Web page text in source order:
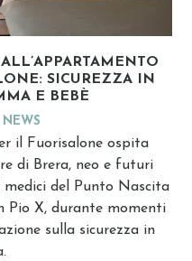
SICUREZZA IN
E BEBÈ
NEWS
il Fuorisalone ospita
di Brera, neo e futuri
del Punto Nascita
Pio X, durante momenti
sulla sicurezza in